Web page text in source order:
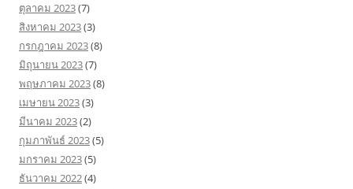
ตุลาคม 2023(7)
สิงหาคม 2023(3)
กรกฎาคม 2023(8)
มิถุนายน 2023(7)
พฤษภาคม 2023(8)
เมษายน 2023(3)
มีนาคม 2023(2)
กุมภาพันธ์ 2023(5)
มกราคม 2023(5)
ธันวาคม 2022(4)